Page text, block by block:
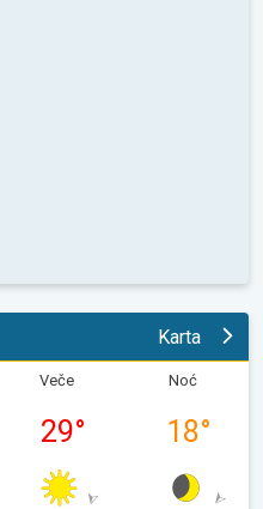
Karta
Veče
29°
Noć
18°